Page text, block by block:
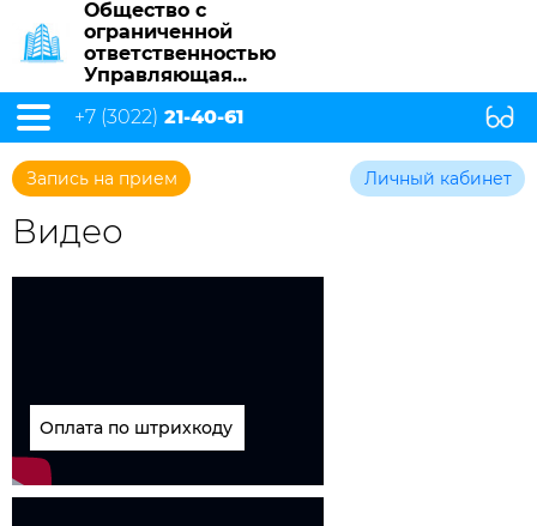
Общество с
ограниченной
ответственностью
Управляющая...
+7 (3022) 21-40-61
Запись на прием Личный кабинет
Видео
Оплата по штрихкоду